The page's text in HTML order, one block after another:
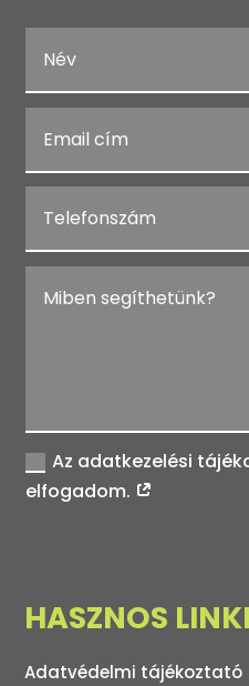
Az adatkezelési
elfogadom.
HASZNOS
Adatvédelmi tájékoztató